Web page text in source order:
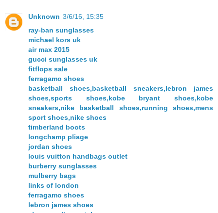
Unknown 3/6/16, 15:35
ray-ban sunglasses
michael kors uk
air max 2015
gucci sunglasses uk
fitflops sale
ferragamo shoes
basketball shoes,basketball sneakers,lebron james
shoes,sports shoes,kobe bryant shoes,kobe
sneakers,nike basketball shoes,running shoes,mens
sport shoes,nike shoes
timberland boots
longchamp pliage
jordan shoes
louis vuitton handbags outlet
burberry sunglasses
mulberry bags
links of london
ferragamo shoes
lebron james shoes